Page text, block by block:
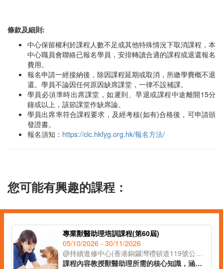
條款及細則:
中心保留權利於課程人數不足或其他特殊情況下取消課程，本
中心職員會聯絡已報名學員，安排轉讀合適的課程或退還報名
費用。
報名申請一經接納後，除因課程延期或取消，所繳學費概不退
還。學員不論因任何原因缺席課堂，一律不設補課。
學員必須準時出席課堂，如遲到、早退或課程中途離開15分
鐘或以上，該節課堂作缺席論。
學員出席率符合課程要求，及經考核(如有)合格後，可申請頒
發證書。
報名須知： https://clc.hkfyg.org.hk/報名方法/
您可能有興趣的課程：
專業獸醫助理培訓課程(第60屆)
05/10/2026 - 30/11/2026
@持續進修中心(香港銅鑼灣禮頓道119號公理堂大樓21-23樓)
課程內容教授獸醫助理所需的核心知識，涵蓋貓狗解剖學、常見寵物疾病、寄生蟲防治及醫療衞生常識等重點領域，並深入講解動物福利、面對寵物離世的情境應對，以及與寵物主人之間的有效溝通技巧，協助學員全面理解行業職責。課程設有實習課堂，學員將實地參觀獸醫診所，在導師指導下參與簡易化驗流程，了解日常運作、獸醫助理的職責和工作流程。課程由資深獸醫及獸醫助理親自講授，為學員奠定扎實的寵物護理專業基礎，銜接職場。